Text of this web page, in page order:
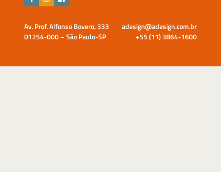
Av. Prof. Alfonso Bovero, 333
01254-000 – São Paulo-SP
adesign@adesign.com.br
+55 (11) 3864-1600